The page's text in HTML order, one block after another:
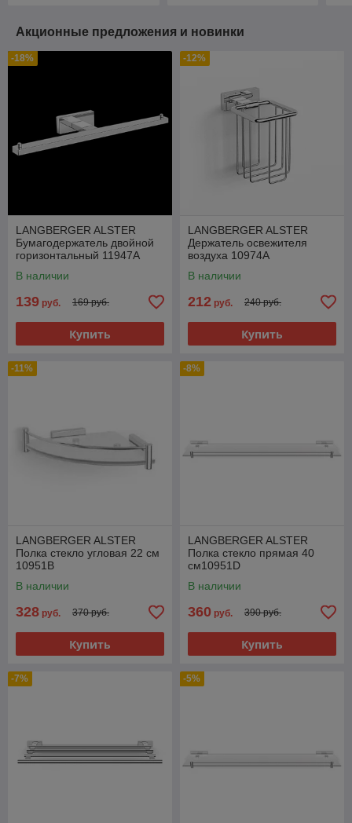
Акционные предложения и новинки
-18%
LANGBERGER ALSTER
Бумагодержатель двойной
горизонтальный 11947A
В наличии
139 руб. 169 руб.
Купить
-12%
LANGBERGER ALSTER
Держатель освежителя
воздуха 10974A
В наличии
212 руб. 240 руб.
Купить
-11%
LANGBERGER ALSTER
Полка стекло угловая 22 см
10951B
В наличии
328 руб. 370 руб.
Купить
-8%
LANGBERGER ALSTER
Полка стекло прямая 40
см10951D
В наличии
360 руб. 390 руб.
Купить
-7% -5%